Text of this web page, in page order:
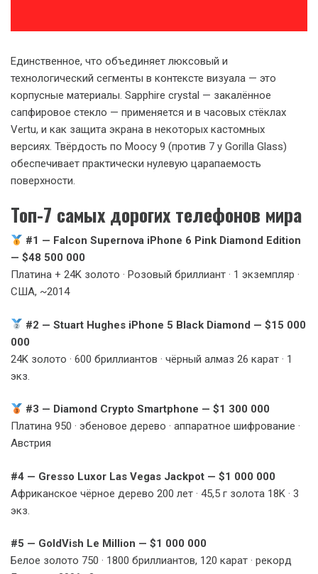
Единственное, что объединяет люксовый и
технологический сегменты в контексте визуала — это
корпусные материалы. Sapphire crystal — закалённое
сапфировое стекло — применяется и в часовых стёклах
Vertu, и как защита экрана в некоторых кастомных
версиях. Твёрдость по Моосу 9 (против 7 у Gorilla Glass)
обеспечивает практически нулевую царапаемость
поверхности.
Топ-7 самых дорогих телефонов мира
#1 — Falcon Supernova iPhone 6 Pink Diamond Edition
— $48 500 000
Платина + 24K золото · Розовый бриллиант · 1 экземпляр ·
США, ~2014
#2 — Stuart Hughes iPhone 5 Black Diamond — $15 000
000
24K золото · 600 бриллиантов · чёрный алмаз 26 карат · 1
экз.
#3 — Diamond Crypto Smartphone — $1 300 000
Платина 950 · эбеновое дерево · аппаратное шифрование ·
Австрия
#4 — Gresso Luxor Las Vegas Jackpot — $1 000 000
Африканское чёрное дерево 200 лет · 45,5 г золота 18K · 3
экз.
#5 — GoldVish Le Million — $1 000 000
Белое золото 750 · 1800 бриллиантов, 120 карат · рекорд